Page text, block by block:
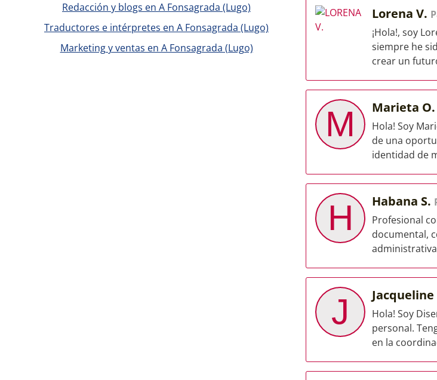
Lorena V.
¡Hola!, soy
siempre he
crear un
M Marieta O.
Hola! Soy
de una
identidad de
H Habana S.
Profesional
documental,
J Jacqueline
Hola! Soy
personal.
en la
Redacción y blogs en A Fonsagrada (Lugo)
Traductores e intérpretes en A Fonsagrada (Lugo)
Marketing y ventas en A Fonsagrada (Lugo)